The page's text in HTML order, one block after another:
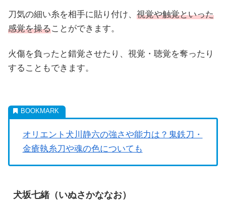
刀気の細い糸を相手に貼り付け、 視覚や触覚といった
感覚を操ることができます。
火傷を負ったと錯覚させたり、視覚・聴覚を奪ったり
することもできます。
オリエント犬川静六の強さや能力は？鬼鉄刀・
金瘡執糸刀や魂の色についても
犬坂七緒（いぬさかななお）